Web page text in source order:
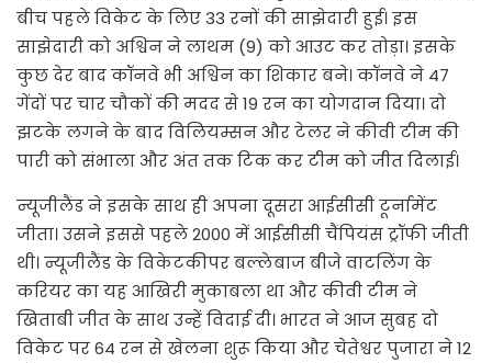
बीच पहले विकेट के लिए 33 रनों की साझेदारी हुई। इस
साझेदारी को अश्विन ने लाथम (9) को आउट कर तोड़ा। इसके
कुछ देर बाद कॉनवे भी अश्विन का शिकार बने। कॉनवे ने 47
गेंदों पर चार चौकों की मदद से 19 रन का योगदान दिया। दो
झटके लगने के बाद विलियम्सन और टेलर ने कीवी टीम की
पारी को संभाला और अंत तक टिक कर टीम को जीत दिलाई।
न्यूजीलैंड ने इसके साथ ही अपना दूसरा आईसीसी टूर्नामेंट
जीता। उसने इससे पहले 2000 में आईसीसी चैंपियंस ट्रॉफी जीती
थी। न्यूजीलैंड के विकेटकीपर बल्लेबाज बीजे वाटलिंग के
करियर का यह आखिरी मुकाबला था और कीवी टीम ने
खिताबी जीत के साथ उन्हें विदाई दी। भारत ने आज सुबह दो
विकेट पर 64 रन से खेलना शुरू किया और चेतेश्वर पुजारा ने 12